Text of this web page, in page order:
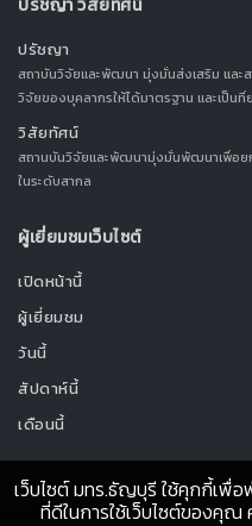
ปรัชญา วิสัยทัศน์
ปรัชญา
สถาบันวิจัยและพัฒนา มุ่งมั่นส่งเสริม และ
วิจัยของบุคลากรให้ได้มาตรฐาน และเป็น
วิสัยทัศน์
สถานบันวิจัยและพัฒนามุ่งมั่นพัฒนาเพื่อย
ในระดับสากล
ผู้เยี่ยมชมเว็บไซต์
เปิดหน้านี้
ผู้เยี่ยมชม
วันนี้
สัปดาห์นี้
เดือนนี้
เว็บไซต์ มทร.ธัญบุรี ใช้คุกกี้เพื่
ที่ดีในการใช้เว็บไซต์ของคุ